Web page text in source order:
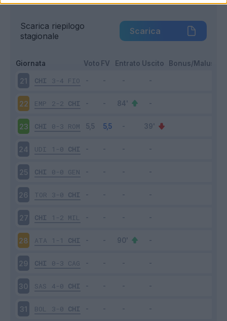
Scarica riepilogo
stagionale
Scarica
Giornata Voto FV Entrato Uscito Bonus/Malus
21 CHI 3-4 FIO
22 EMP 2-2 CHI
23 CHI 0-3 ROM
24 UDI 1-0 CHI
25 CHI 0-0 GEN
26 TOR 3-0 CHI
27 CHI 1-2 MIL
28 ATA 1-1 CHI
29 CHI 0-3 CAG
30 SAS 4-0 CHI
31 BOL 3-0 CHI